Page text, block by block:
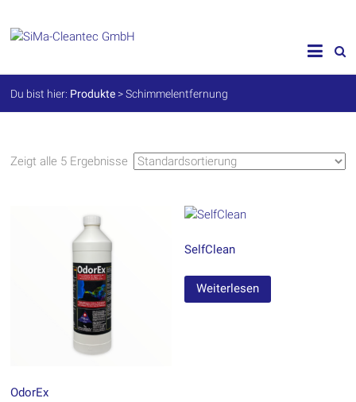
content
SiMa-
Cleantec
GmbH
für
Du bist hier: Produkte >Schimmelentfernung
Zeigt alle 5 Ergebnisse
OdorEx
SelfClean
Weiterlesen